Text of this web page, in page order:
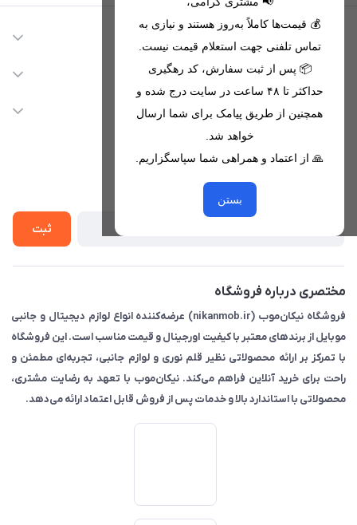
💰 قیمت‌ها کاملاً به‌روز هستند و نیازی به
تماس تلفنی جهت استعلام قیمت نیست.
📦 پس از ثبت سفارش، کد رهگیری
حداکثر تا ۴۸ ساعت در سایت درج شده و
همچنین از طریق پیامک برای شما ارسال
خواهد شد.
🙏 از اعتماد و همراهی شما سپاسگزاریم.
بستن
اطلاعات تماس
09221680256 - 09373782289
nikanmobstore@gmail.com
هرمزگان، بندرخمیر، شهرک رودبار
دسترسی سریع
لیست محصولات
خدمات مشتریان
حریم خصوصی
از جدید‌ترین تخفیف‌ها با‌ خبر شوید
ثبت
مختصری درباره فروشگاه
فروشگاه نیکان‌موب (nikanmob.ir) عرضه‌کننده انواع لوازم دیجیتال و جانبی
موبایل از برندهای معتبر با کیفیت اورجینال و قیمت مناسب است. این فروشگاه
با تمرکز بر ارائه محصولاتی نظیر قلم نوری و لوازم جانبی، تجربه‌ای مطمئن و
راحت برای خرید آنلاین فراهم می‌کند. نیکان‌موب با تعهد به رضایت مشتری،
محصولاتی با استاندارد بالا و خدمات پس از فروش قابل اعتماد ارائه می‌دهد.